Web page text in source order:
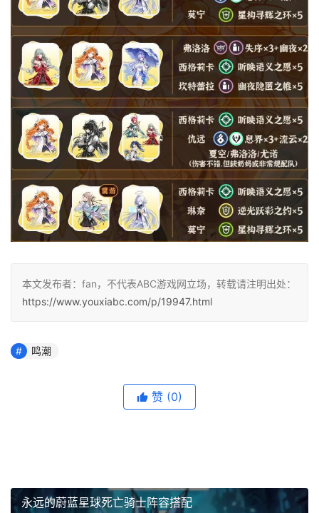
本文发布者：fan，不代表ABC游戏网立场，转载请注明出处：
https://www.youxiabc.com/p/19947.html
鸣潮
赞 (0)
永远的蔚蓝星球死亡骑士阵容搭配